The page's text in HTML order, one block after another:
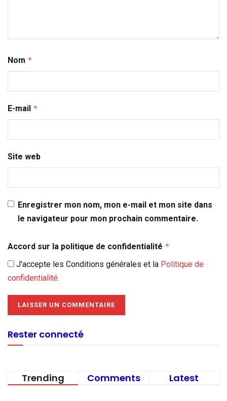
Nom *
E-mail *
Site web
Enregistrer mon nom, mon e-mail et mon site dans
le navigateur pour mon prochain commentaire.
Accord sur la politique de confidentialité *
J'accepte les Conditions générales et la Politique de
confidentialité.
Rester connecté
Trending Comments Latest